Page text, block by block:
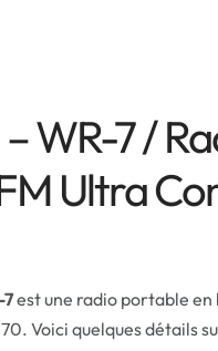
WR-7 /
Ultra
est une radio portable en
Voici quelques détails